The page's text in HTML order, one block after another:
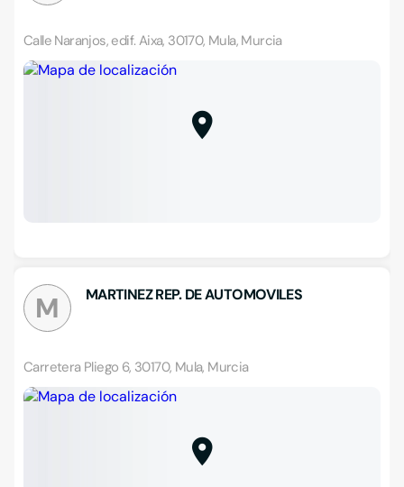
Calle Naranjos, edif. Aixa, 30170, Mula, Murcia
M MARTINEZ REP. DE AUTOMOVILES
Carretera Pliego 6, 30170, Mula, Murcia